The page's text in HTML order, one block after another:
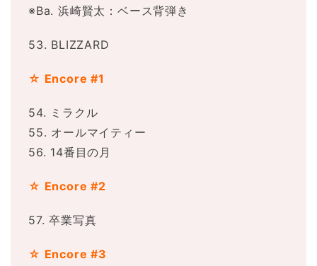
※Ba. 浜崎賢太：ベース背弾き
53. BLIZZARD
☆ Encore #1
54. ミラクル
55. オールマイティー
56. 14番目の月
☆ Encore #2
57. 卒業写真
☆ Encore #3